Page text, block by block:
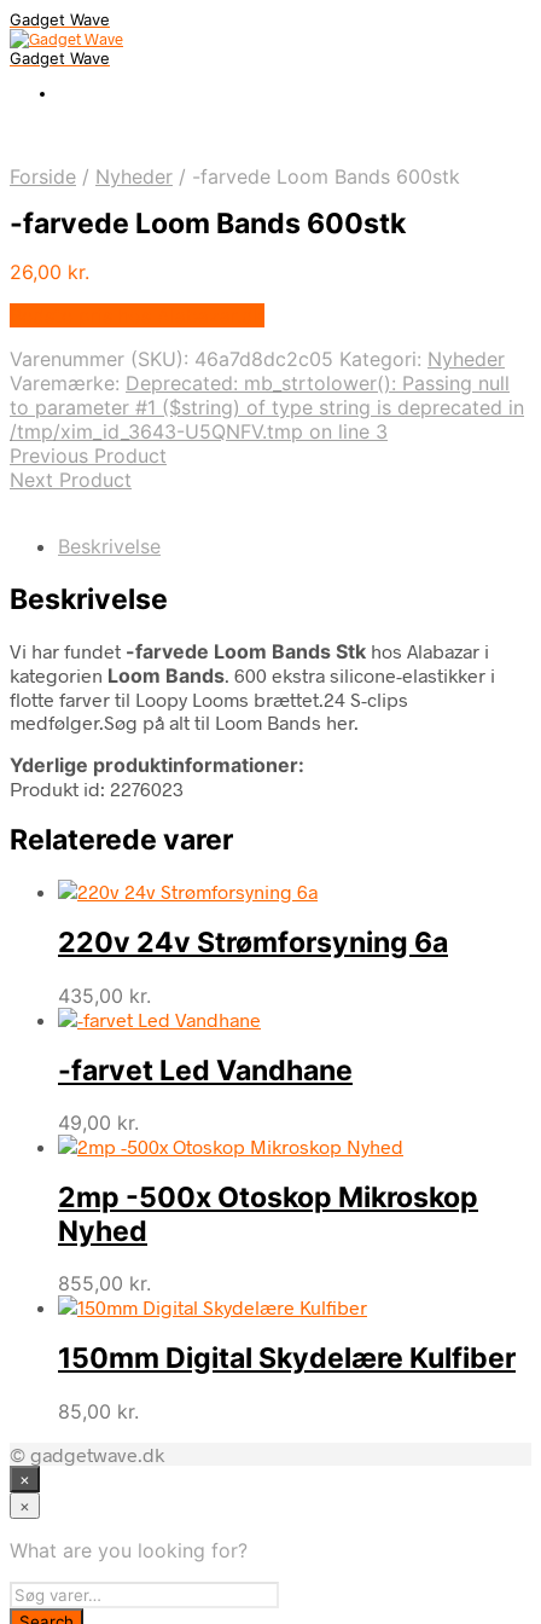
Gadget Wave
Gadget Wave
Forside / Nyheder / -farvede Loom Bands 600stk
-farvede Loom Bands 600stk
26,00 kr.
Varenummer (SKU): 46a7d8dc2c05 Kategori: Nyheder
Varemærke: Deprecated: mb_strtolower(): Passing null
to parameter #1 ($string) of type string is deprecated in
/tmp/xim_id_3643-U5QNFV.tmp on line 3
Previous Product
Next Product
Beskrivelse
Beskrivelse
Vi har fundet -farvede Loom Bands Stk hos Alabazar i
kategorien Loom Bands. 600 ekstra silicone-elastikker i
flotte farver til Loopy Looms brættet.24 S-clips
medfølger.Søg på alt til Loom Bands her.
Yderlige produktinformationer:
Produkt id: 2276023
Relaterede varer
220v 24v Strømforsyning 6a
435,00 kr.
-farvet Led Vandhane
49,00 kr.
2mp -500x Otoskop Mikroskop
Nyhed
855,00 kr.
150mm Digital Skydelære Kulfiber
85,00 kr.
© gadgetwave.dk
×
×
What are you looking for?